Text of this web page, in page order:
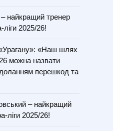
найкращий тренер
2025/26!
«Наш шлях
можна назвати
перешкод та
– найкращий
ліги 2025/26!